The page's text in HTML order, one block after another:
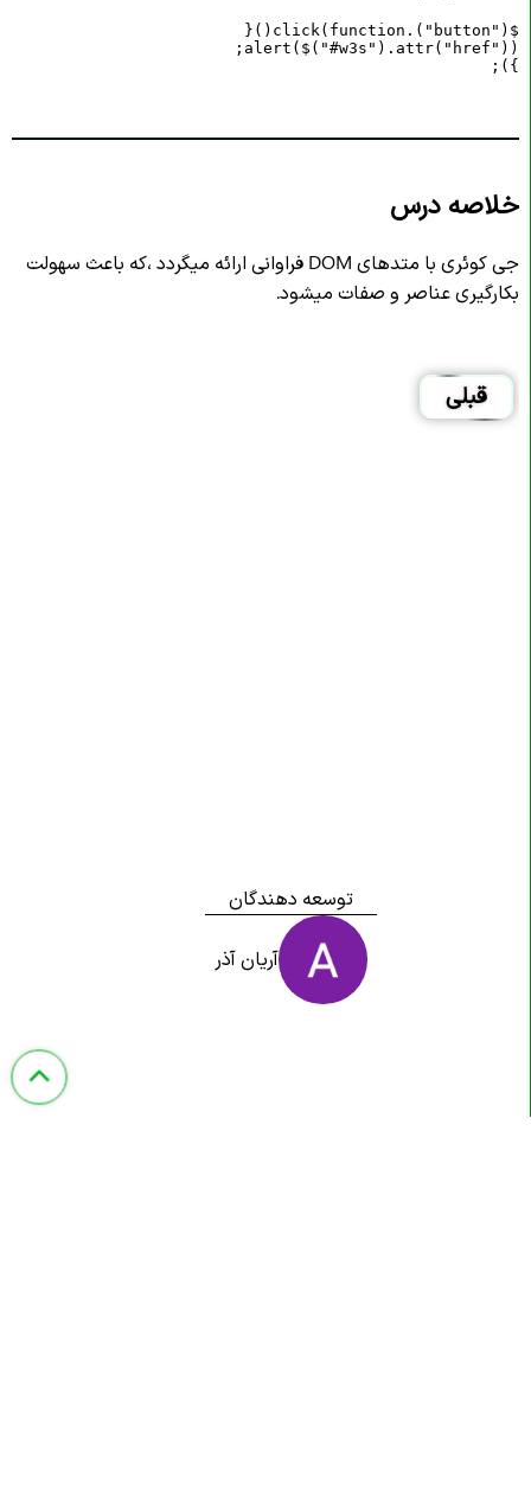
});
خلاصه درس
جی کوئری با متدهای DOM فراوانی ارائه میگردد ،که باعث سهولت
بکارگیری عناصر و صفات میشود.
قبلی
توسعه دهندگان
آریان آذر